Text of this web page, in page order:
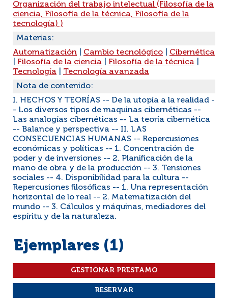
Organización del trabajo intelectual (Filosofía de la
ciencia, Filosofía de la técnica, Filosofía de la
tecnología) )
Materias:
Automatización
Cambio tecnológico
Cibernética
Filosofía de la ciencia Filosofía de la técnica
Tecnología
Tecnología avanzada
Nota de contenido:
I. HECHOS Y TEORÍAS -- De la utopía a la realidad -
- Los diversos tipos de maquinas cibernéticas --
Las analogías cibernéticas -- La teoría cibernética
-- Balance y perspectiva -- II. LAS
CONSECUENCIAS HUMANAS -- Repercusiones
económicas y políticas -- 1. Concentración de
poder y de inversiones -- 2. Planificación de la
mano de obra y de la producción -- 3. Tensiones
sociales -- 4. Disponibilidad para la cultura --
Repercusiones filosóficas -- 1. Una representación
horizontal de lo real -- 2. Matematización del
mundo -- 3. Cálculos y máquinas, mediadores del
espíritu y de la naturaleza.
Ejemplares (1)